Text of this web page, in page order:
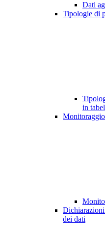
Dati
Tipologie di
in
dei dati